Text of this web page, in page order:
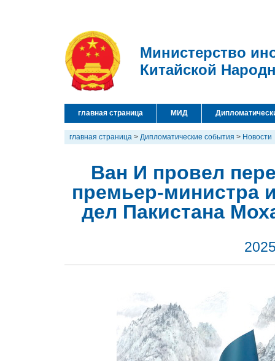
Министерство
Китайской
главная страница МИД
главная страница > Дипломатические события > Новости
Ван И провел
премьер-министра
дел Пакистана